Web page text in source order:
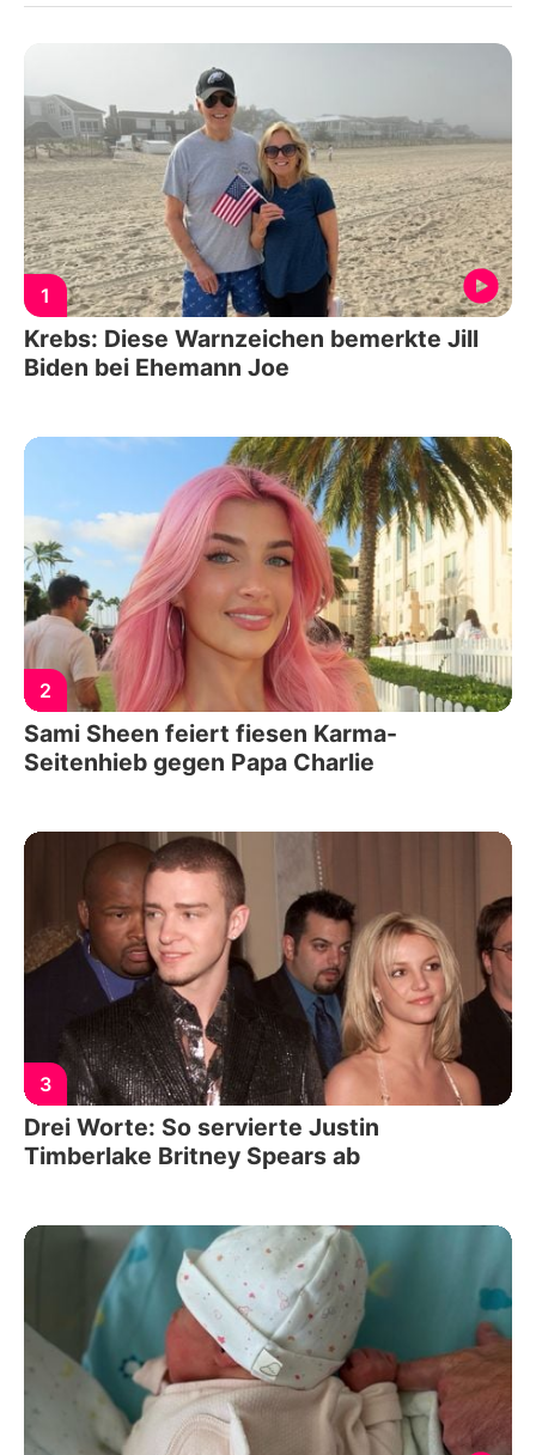
1
Krebs: Diese Warnzeichen bemerkte Jill
Biden bei Ehemann Joe
2
Sami Sheen feiert fiesen Karma-
Seitenhieb gegen Papa Charlie
3
Drei Worte: So servierte Justin
Timberlake Britney Spears ab